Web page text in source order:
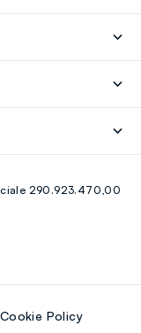
290.923.470,00
Cookie Policy